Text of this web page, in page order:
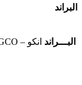
البراند
البـــراند انكو – INGCO